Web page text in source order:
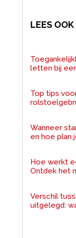
LEES OOK
letten bij
Top tips
Wanneer
en hoe plan
Hoe werkt
Ontdek het
Verschil
uitgelegd: